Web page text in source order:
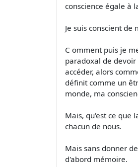
conscience égale à
Je suis conscient
C omment puis je
paradoxal de
accéder, alors
définit comme un
monde, ma
Mais, qu'est ce que
chacun de nous.
Mais sans donner
d'abord mémoire.